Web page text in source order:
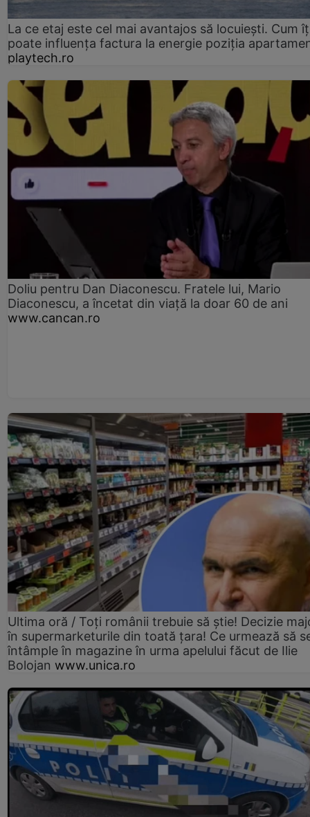
La ce etaj este cel mai avantajos să locuiești. Cum
poate influența factura la energie poziția
playtech.ro
Doliu pentru Dan Diaconescu. Fratele lui, Mario
Diaconescu, a încetat din viață la doar 60 de ani
www.cancan.ro
Ultima oră / Toți românii trebuie să știe! Decizie
în supermarketurile din toată țara! Ce urmează să
întâmple în magazine în urma apelului făcut de Ilie
Bolojan www.unica.ro